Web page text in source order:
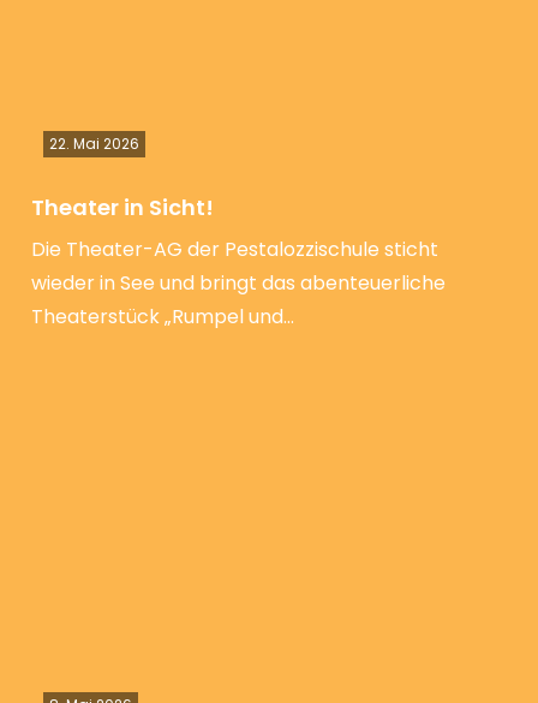
22. Mai 2026
Theater in Sicht!
Die Theater-AG der Pestalozzischule sticht
wieder in See und bringt das abenteuerliche
Theaterstück „Rumpel und…